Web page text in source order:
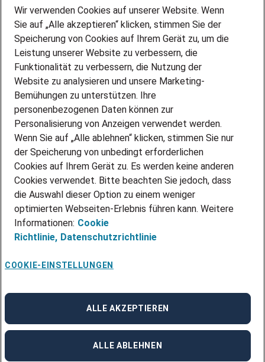
DEINE BERUFSGRUPPE
DEINE LEBENSSITUATION
PARTNERSHIP WITH AIRBUS
INITIATIV BEWERBEN
ÜBER UNS
STANDORTE
BLOG
PRESSE
KONTAKT
@Adecco 2026
IMPRESSUM
DATENSCHUTZ
NUTZUNGSBEDINGUNGEN
COOKIE-RICHTLINIEN
BESCHWERDESTELLE
linkedinFacebook
Instagram
Wir verwenden Cookies auf unserer Website. Wenn
Sie auf „Alle akzeptieren“ klicken, stimmen Sie der
Speicherung von Cookies auf Ihrem Gerät zu, um die
Leistung unserer Website zu verbessern, die
Funktionalität zu verbessern, die Nutzung der
Website zu analysieren und unsere Marketing-
Bemühungen zu unterstützen. Ihre
personenbezogenen Daten können zur
Personalisierung von Anzeigen verwendet werden.
Wenn Sie auf „Alle ablehnen“ klicken, stimmen Sie nur
der Speicherung von unbedingt erforderlichen
Cookies auf Ihrem Gerät zu. Es werden keine anderen
Cookies verwendet. Bitte beachten Sie jedoch, dass
die Auswahl dieser Option zu einem weniger
optimierten Webseiten-Erlebnis führen kann. Weitere
Informationen: Cookie
Richtlinie, Datenschutzrichtlinie
COOKIE-EINSTELLUNGEN
ALLE ABLEHNEN
ALLE AKZEPTIEREN